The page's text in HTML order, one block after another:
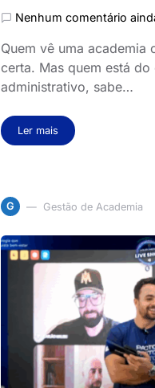
Nenhum comentário
Quem vê uma academia
certa. Mas quem está
administrativo, sabe…
Ler mais
G Gestão de Academia